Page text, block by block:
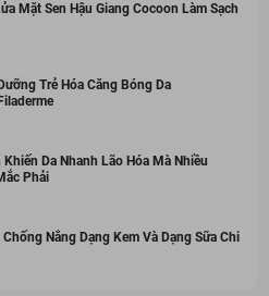
Mặt Sen Hậu Giang Cocoon Làm Sạch
Trẻ Hóa Căng Bóng Da
Khiến Da Nhanh Lão Hóa Mà Nhiều
Phải
Chống Nắng Dạng Kem Và Dạng Sữa Chi